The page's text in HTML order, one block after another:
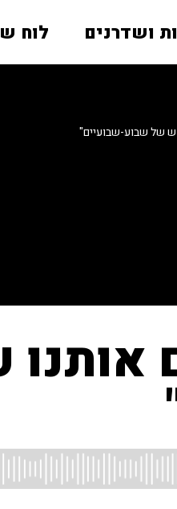
ושדרנים לוח
של שבוע-שבועיים"